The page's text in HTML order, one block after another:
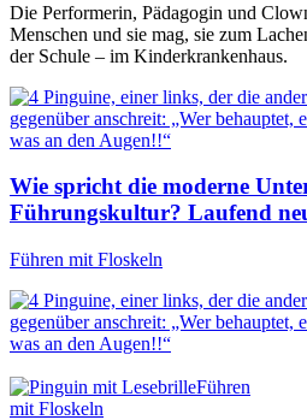
Die Performerin, Pädagogin und
Menschen und sie mag, sie zum
der Schule – im Kinderkrankenhaus.
Wie spricht die moderne
Führungskultur? Laufend
Führen mit Floskeln
Führen
mit Floskeln